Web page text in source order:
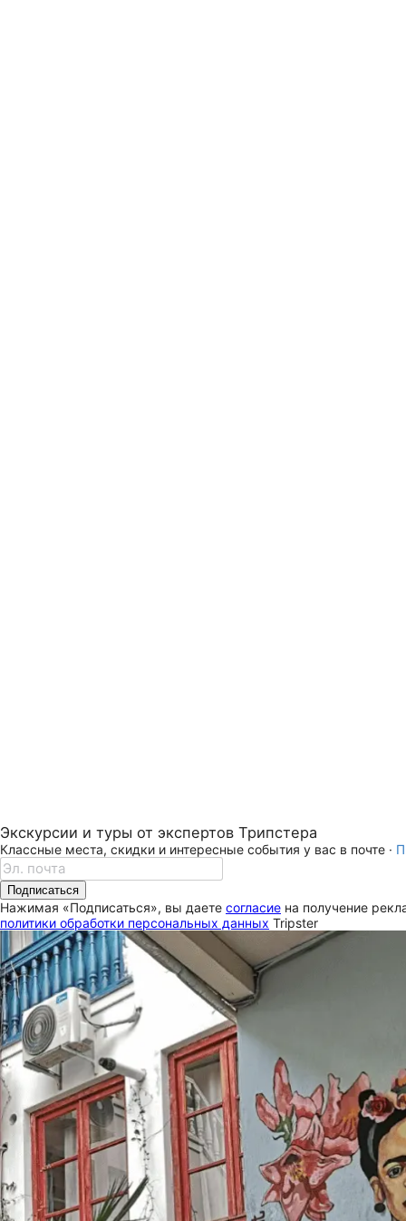
Экскурсии и туры от экспертов Трипстера
Классные места, скидки и интересные события у вас в почте ·
Подписаться
Нажимая «Подписаться», вы даете согласие на получение
политики обработки персональных данных Tripster